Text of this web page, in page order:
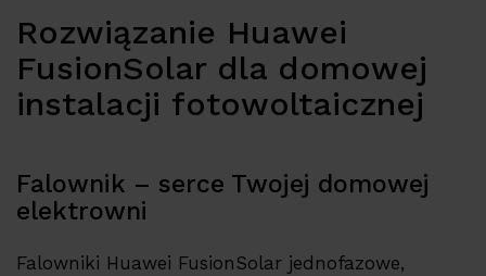
Rozwiązanie Huawei
FusionSolar dla domowej
instalacji fotowoltaicznej
Falownik – serce Twojej domowej
elektrowni
Falowniki Huawei FusionSolar jednofazowe,
Firma
Kariera
Partner Program
Kontakt